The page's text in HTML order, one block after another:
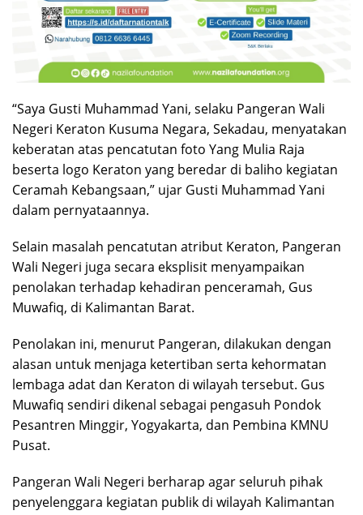
“Saya Gusti Muhammad Yani, selaku Pangeran Wali
Negeri Keraton Kusuma Negara, Sekadau, menyatakan
keberatan atas pencatutan foto Yang Mulia Raja
beserta logo Keraton yang beredar di baliho kegiatan
Ceramah Kebangsaan,” ujar Gusti Muhammad Yani
dalam pernyataannya.
Selain masalah pencatutan atribut Keraton, Pangeran
Wali Negeri juga secara eksplisit menyampaikan
penolakan terhadap kehadiran penceramah, Gus
Muwafiq, di Kalimantan Barat.
Penolakan ini, menurut Pangeran, dilakukan dengan
alasan untuk menjaga ketertiban serta kehormatan
lembaga adat dan Keraton di wilayah tersebut. Gus
Muwafiq sendiri dikenal sebagai pengasuh Pondok
Pesantren Minggir, Yogyakarta, dan Pembina KMNU
Pusat.
Pangeran Wali Negeri berharap agar seluruh pihak
penyelenggara kegiatan publik di wilayah Kalimantan